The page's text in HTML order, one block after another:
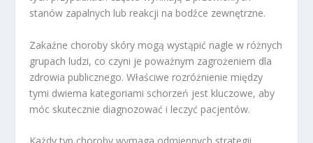
stanów zapalnych lub reakcji na bodźce zewnętrzne.
Zakaźne choroby skóry mogą wystąpić nagle w różnych
grupach ludzi, co czyni je poważnym zagrożeniem dla
zdrowia publicznego. Właściwe rozróżnienie między
tymi dwiema kategoriami schorzeń jest kluczowe, aby
móc skutecznie diagnozować i leczyć pacjentów.